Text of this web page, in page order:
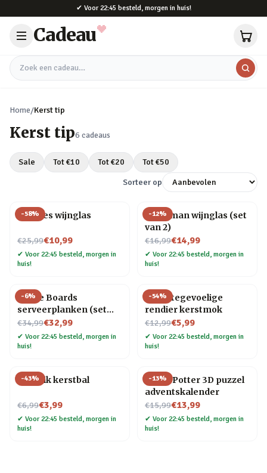
✔ Voor 22:45 besteld, morgen in huis!
Cadeau
Zoek een cadeau
Home/Kerst tip
Kerst tip6 cadeaus
Sale Tot €10 Tot €20 Tot €50
Sorteer op
-58%
Wijnfles wijnglas
€25,99
Nu voor€10,99
✔ Voor 22:45 besteld, morgen in
huis!
-12%
Kerstman wijnglas (set
van 2)
€16,99
Nu voor€14,99
✔ Voor 22:45 besteld, morgen in
huis!
-6%
Bottle Boards
serveerplanken (set
van 3)
€34,99
Nu voor€32,99
✔ Voor 22:45 besteld, morgen in
huis!
-54%
Warmtegevoelige
rendier kerstmok
€12,99
Nu voor€5,99
✔ Voor 22:45 besteld, morgen in
huis!
-43%
Bierblik kerstbal
€6,99
Nu voor€3,99
✔ Voor 22:45 besteld, morgen in
huis!
-13%
Harry Potter 3D puzzel
adventskalender
€15,99
Nu voor€13,99
✔ Voor 22:45 besteld, morgen in
huis!